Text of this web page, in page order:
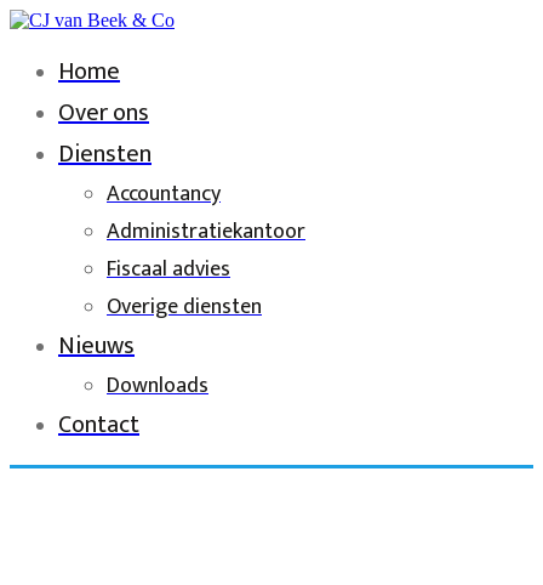
Home
Over ons
Diensten
Accountancy
Administratiekantoor
Fiscaal advies
Overige diensten
Nieuws
Downloads
Contact